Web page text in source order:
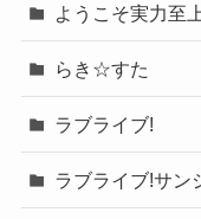
ようこそ実力至
らき☆すた
ラブライブ!
ラブライブ!サン